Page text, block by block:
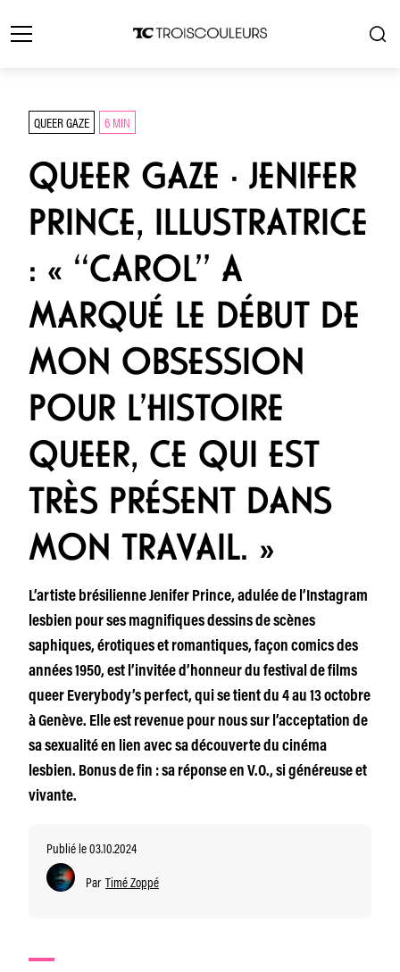
QUEER GAZE 6 MIN
QUEER GAZE · JENIFER
PRINCE, ILLUSTRATRICE
: « ‘‘CAROL’’ A
MARQUÉ LE DÉBUT DE
MON OBSESSION
POUR L’HISTOIRE
QUEER, CE QUI EST
TRÈS PRÉSENT DANS
MON TRAVAIL. »
L’artiste brésilienne Jenifer Prince, adulée de l’Instagram
lesbien pour ses magnifiques dessins de scènes
saphiques, érotiques et romantiques, façon comics des
années 1950, est l’invitée d’honneur du festival de films
queer Everybody’s perfect, qui se tient du 4 au 13 octobre
à Genève. Elle est revenue pour nous sur l’acceptation de
sa sexualité en lien avec sa découverte du cinéma
lesbien. Bonus de fin : sa réponse en V.O., si généreuse et
vivante.
Publié le 03.10.2024
Par Timé Zoppé